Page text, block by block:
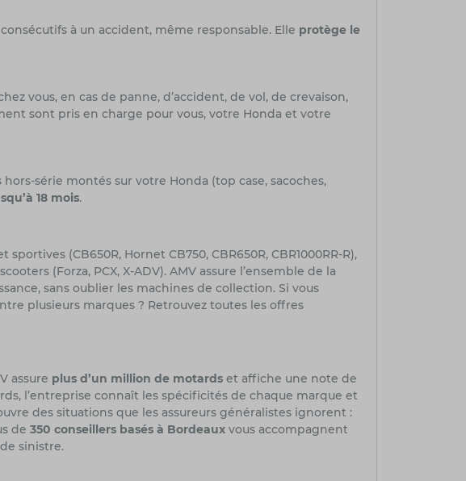
à un accident, même responsable. Elle protège le
vous, en cas de panne, d’accident, de vol, de crevaison,
sont pris en charge pour vous, votre Honda et votre
série montés sur votre Honda (top case, sacoches,
18 mois.
(CB650R, Hornet CB750, CBR650R, CBR1000RR-R),
(Forza, PCX, X-ADV). AMV assure l’ensemble de la
sans oublier les machines de collection. Si vous
plusieurs marques ? Retrouvez toutes les offres
assure plus d’un million de motardset affiche une note de
l’entreprise connaît les spécificités de chaque marque et
des situations que les assureurs généralistes ignorent :
de 350 conseillers basés à Bordeauxvous accompagnent
sinistre.